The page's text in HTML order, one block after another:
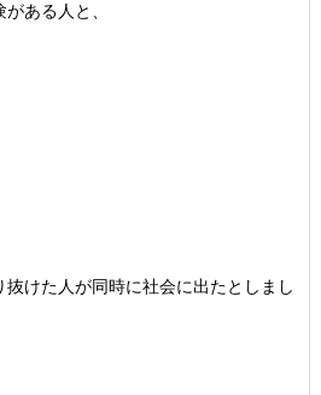
ある人と、
けた人が同時に社会に出たとしまし